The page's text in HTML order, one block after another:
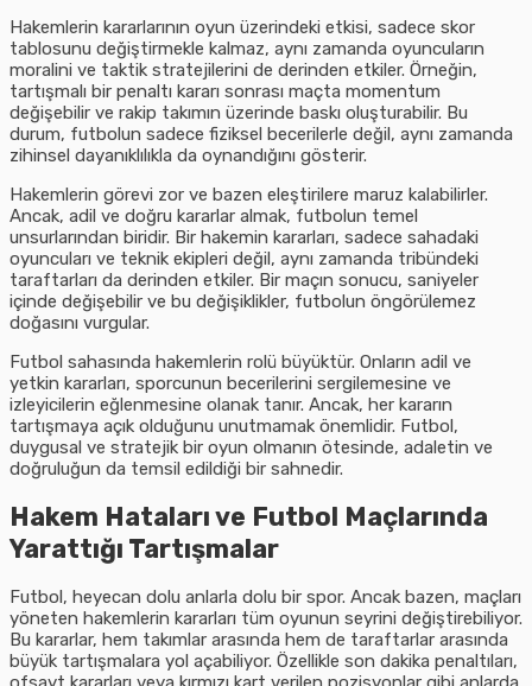
Hakemlerin kararlarının oyun üzerindeki etkisi, sadece skor
tablosunu değiştirmekle kalmaz, aynı zamanda oyuncuların
moralini ve taktik stratejilerini de derinden etkiler. Örneğin,
tartışmalı bir penaltı kararı sonrası maçta momentum
değişebilir ve rakip takımın üzerinde baskı oluşturabilir. Bu
durum, futbolun sadece fiziksel becerilerle değil, aynı zamanda
zihinsel dayanıklılıkla da oynandığını gösterir.
Hakemlerin görevi zor ve bazen eleştirilere maruz kalabilirler.
Ancak, adil ve doğru kararlar almak, futbolun temel
unsurlarından biridir. Bir hakemin kararları, sadece sahadaki
oyuncuları ve teknik ekipleri değil, aynı zamanda tribündeki
taraftarları da derinden etkiler. Bir maçın sonucu, saniyeler
içinde değişebilir ve bu değişiklikler, futbolun öngörülemez
doğasını vurgular.
Futbol sahasında hakemlerin rolü büyüktür. Onların adil ve
yetkin kararları, sporcunun becerilerini sergilemesine ve
izleyicilerin eğlenmesine olanak tanır. Ancak, her kararın
tartışmaya açık olduğunu unutmamak önemlidir. Futbol,
duygusal ve stratejik bir oyun olmanın ötesinde, adaletin ve
doğruluğun da temsil edildiği bir sahnedir.
Hakem Hataları ve Futbol Maçlarında
Yarattığı Tartışmalar
Futbol, heyecan dolu anlarla dolu bir spor. Ancak bazen, maçları
yöneten hakemlerin kararları tüm oyunun seyrini değiştirebiliyor.
Bu kararlar, hem takımlar arasında hem de taraftarlar arasında
büyük tartışmalara yol açabiliyor. Özellikle son dakika penaltıları,